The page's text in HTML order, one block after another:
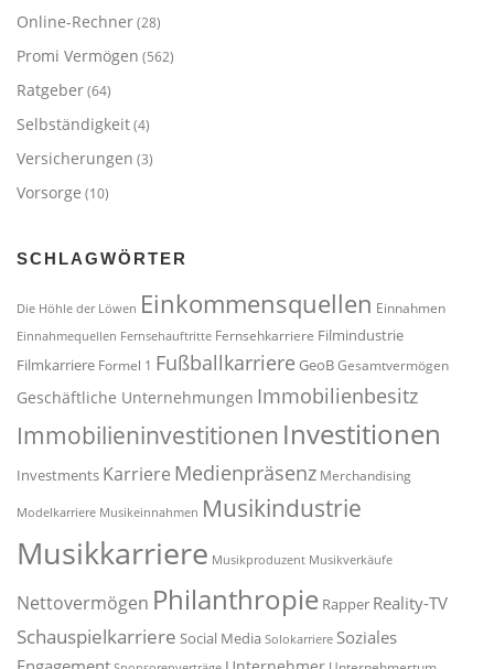
Online-Rechner(28)
Promi Vermögen (562)
Ratgeber(64)
Selbständigkeit(4)
Versicherungen (3)
Vorsorge (10)
SCHLAGWÖRTER
Die Höhle der Löwen Einkommensquellen Einnahmen
Einnahmequellen Fernsehauftritte Fernsehkarriere Filmindustrie
Filmkarriere Formel 1 Fußballkarriere GeoBGesamtvermögen
Geschäftliche Unternehmungen Immobilienbesitz
Immobilieninvestitionen Investitionen
Investments Karriere Medienpräsenz Merchandising
Modelkarriere Musikeinnahmen Musikindustrie
Musikkarriere Musikproduzent Musikverkäufe
Nettovermögen Philanthropie Rapper Reality-TV
Schauspielkarriere Social Media Solokarriere Soziales